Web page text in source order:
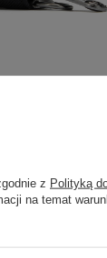
z Polityką
na temat